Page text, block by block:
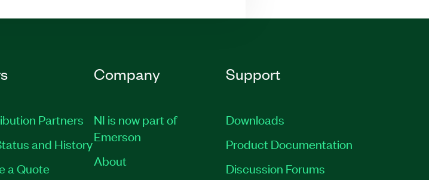
Partners
and History
a Quote
Company
NI is now part of
Emerson
About
Support
Downloads
Product Documentation
Discussion Forums